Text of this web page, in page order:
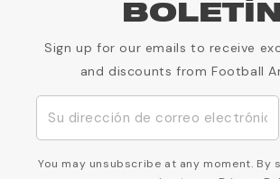
Sign up for our emails to receive
and discounts from Football
You may unsubscribe at any moment. By